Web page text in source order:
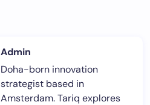
Admin
Doha-born innovation
strategist based in
Amsterdam. Tariq explores